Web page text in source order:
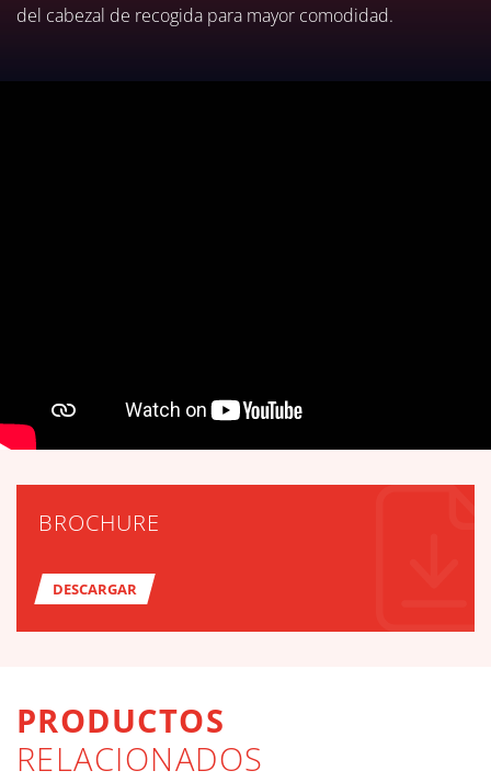
del cabezal de recogida para mayor comodidad.
BROCHURE
DESCARGAR
PRODUCTOS
RELACIONADOS